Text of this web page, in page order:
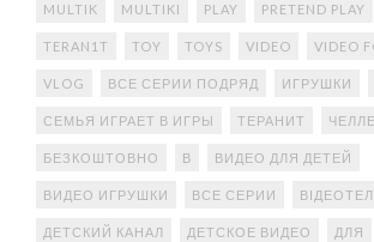
MULTIK MULTIKI PLAY PRETEND PLAY
TERAN1T TOY TOYS VIDEO VIDEO
VLOG ВСЕ СЕРИИ ПОДРЯД ИГРУШКИ
СЕМЬЯ ИГРАЕТ В ИГРЫ ТЕРАНИТ
БЕЗКОШТОВНО В ВИДЕО ДЛЯ ДЕТЕЙ
ВИДЕО ИГРУШКИ ВСЕ СЕРИИ
ДЕТСКИЙ КАНАЛ ДЕТСКОЕ ВИДЕО ДЛЯ